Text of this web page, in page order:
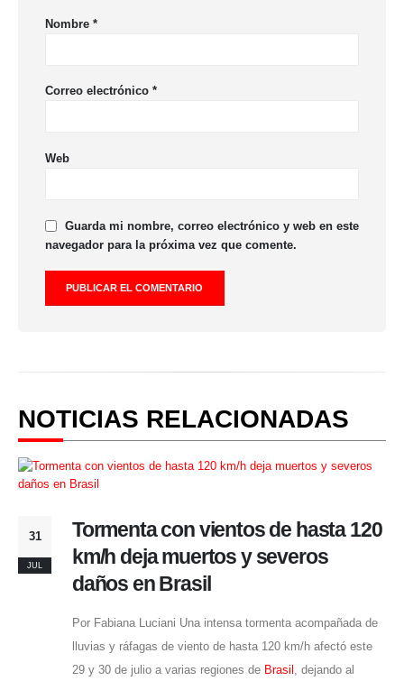
Nombre *
Correo electrónico *
Web
Guarda mi nombre, correo electrónico y web en este
navegador para la próxima vez que comente.
NOTICIAS RELACIONADAS
31
JUL
Tormenta con vientos de hasta 120
km/h deja muertos y severos
daños en Brasil
Por Fabiana Luciani Una intensa tormenta acompañada de
lluvias y ráfagas de viento de hasta 120 km/h afectó este
29 y 30 de julio a varias regiones de Brasil , dejando al